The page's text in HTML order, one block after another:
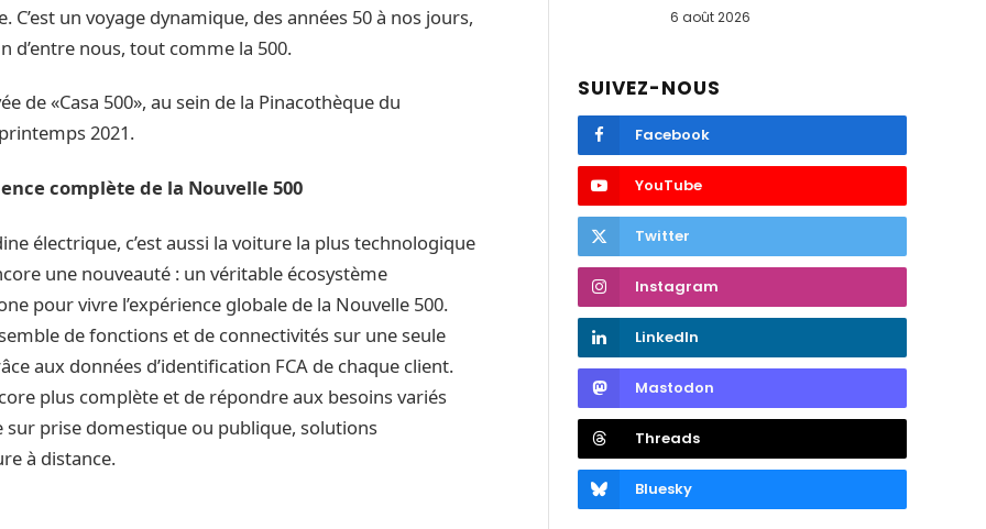
un voyage dynamique, des années 50 à nos jours,
nous, tout comme la 500.
de «Casa 500», au sein de la Pinacothèque du
2021.
complète de la Nouvelle 500
électrique, c’est aussi la voiture la plus technologique
une nouveauté : un véritable écosystème
pour vivre l’expérience globale de la Nouvelle 500.
de fonctions et de connectivités sur une seule
aux données d’identification FCA de chaque client.
plus complète et de répondre aux besoins variés
prise domestique ou publique, solutions
à distance.
6 août 2026
SUIVEZ-NOUS
Facebook
YouTube
Twitter
Instagram
LinkedIn
Mastodon
Threads
Bluesky